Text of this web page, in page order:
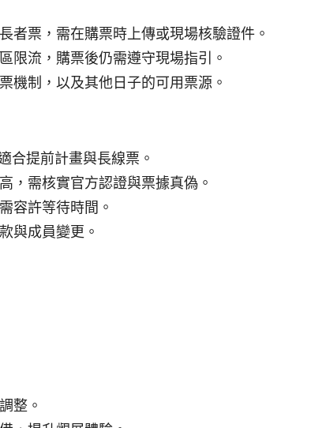
者票，需在購票時上傳或現場核驗證件。
限流，購票後仍需遵守現場指引。
機制，以及其他日子的可用票源。
合提前計畫與長線票。
，需核實官方認證與票據真偽。
容許等待時間。
與成員變更。
整。